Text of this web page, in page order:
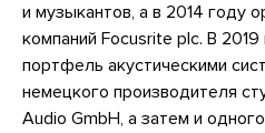
и музыкантов, а в 2014 году
компаний Focusrite plc. В
портфель акустическими
немецкого производителя
Audio GmbH, а затем и